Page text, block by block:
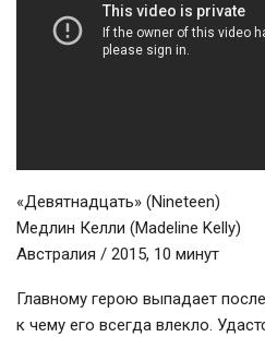
«Девятнадцать» (Nineteen)
Медлин Келли (Madeline Kelly)
Австралия / 2015, 10 минут
Главному герою выпадает
к чему его всегда влекло.